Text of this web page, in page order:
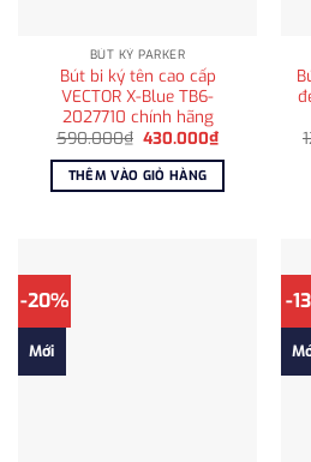
BÚT KÝ PARKER
Bút bi ký tên cao cấp
VECTOR X-Blue TB6-
2027710 chính hãng
590.000₫ Giá
là:
590.000₫.
430.000₫Giá
hiện
tại
430.000₫.
THÊM VÀO GIỎ HÀNG
-20%
Mới
-